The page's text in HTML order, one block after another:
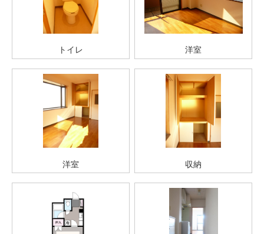
トイレ 洋室
洋室 収納